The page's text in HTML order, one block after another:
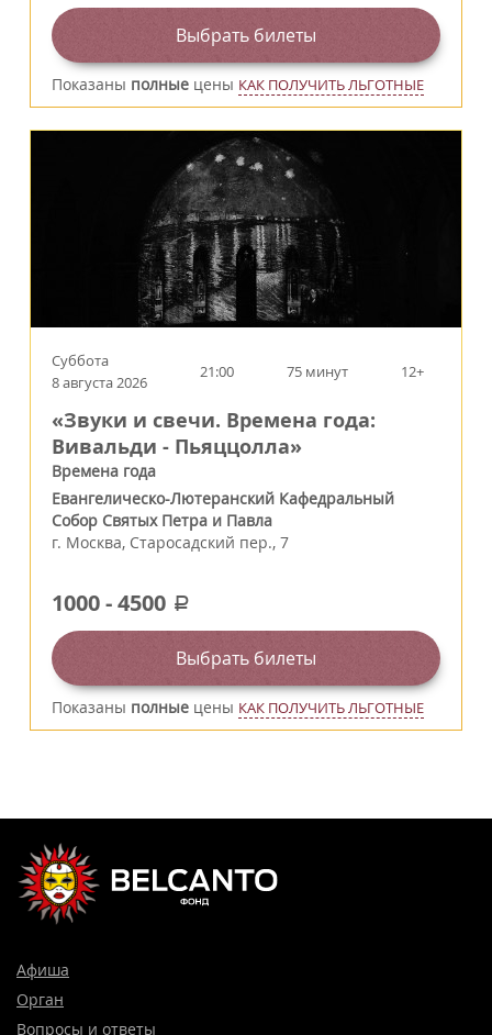
Выбрать билеты
Показаны полные цены КАК ПОЛУЧИТЬ ЛЬГОТНЫЕ
Суббота
8 августа 2026
21:00 75 минут 12+
«Звуки и свечи. Времена года:
Вивальди - Пьяццолла»
Времена года
Евангелическо-Лютеранский Кафедральный
Собор Святых Петра и Павла
г. Москва, Старосадский пер., 7
1000-4500 a
Выбрать билеты
Показаны полные цены КАК ПОЛУЧИТЬ ЛЬГОТНЫЕ
Афиша
Орган
Вопросы и ответы